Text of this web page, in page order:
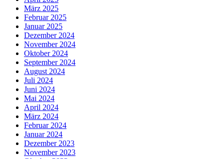
März 2025
Februar 2025
Januar 2025
Dezember 2024
November 2024
Oktober 2024
September 2024
August 2024
Juli 2024
Juni 2024
Mai 2024
April 2024
März 2024
Februar 2024
Januar 2024
Dezember 2023
November 2023